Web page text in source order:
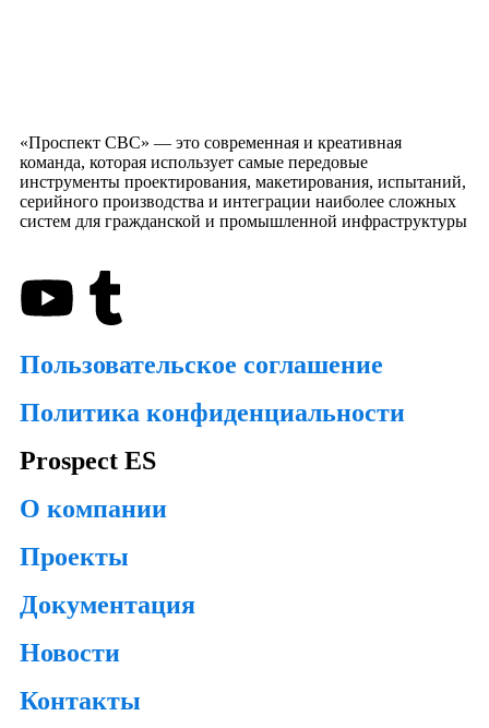
«Проспект СВС» — это современная и креативная
команда, которая использует самые передовые
инструменты проектирования, макетирования, испытаний,
серийного производства и интеграции наиболее сложных
систем для гражданской и промышленной инфраструктуры
Пользовательское соглашение
Политика конфиденциальности
Prospect ES
О компании
Проекты
Документация
Новости
Контакты